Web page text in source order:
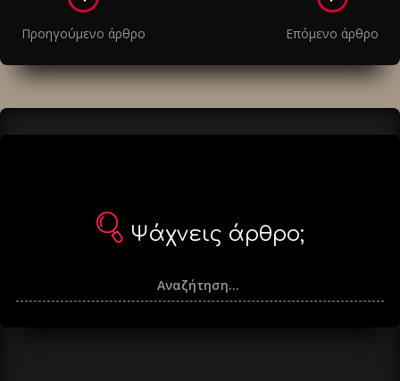
στα
άρθρα
Προηγούμενο άρθρο Επόμενο άρθρο
Ψάχνεις άρθρο;